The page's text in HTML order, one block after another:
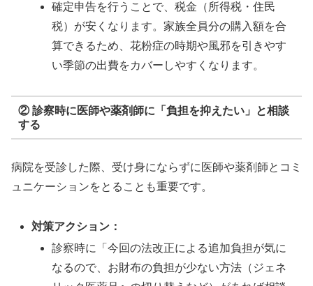
確定申告を行うことで、税金（所得税・住民
税）が安くなります。家族全員分の購入額を合
算できるため、花粉症の時期や風邪を引きやす
い季節の出費をカバーしやすくなります。
② 診察時に医師や薬剤師に「負担を抑えたい」と相談
する
病院を受診した際、受け身にならずに医師や薬剤師とコミ
ュニケーションをとることも重要です。
対策アクション：
診察時に「今回の法改正による追加負担が気に
なるので、お財布の負担が少ない方法（ジェネ